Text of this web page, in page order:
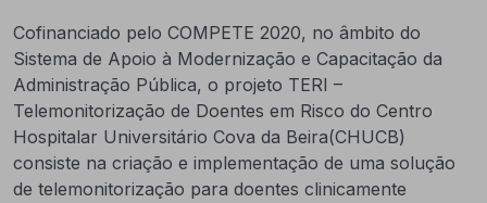
Cofinanciado pelo COMPETE 2020, no âmbito do
Sistema de Apoio à Modernização e Capacitação da
Administração Pública, o projeto TERI –
Telemonitorização de Doentes em Risco do Centro
Hospitalar Universitário Cova da Beira(CHUCB)
consiste na criação e implementação de uma solução
de telemonitorização para doentes clinicamente